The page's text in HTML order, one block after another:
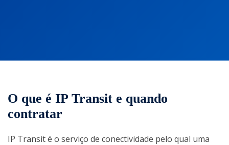
O que é IP Transit e quando
contratar
IP Transit é o serviço de conectividade pelo qual uma